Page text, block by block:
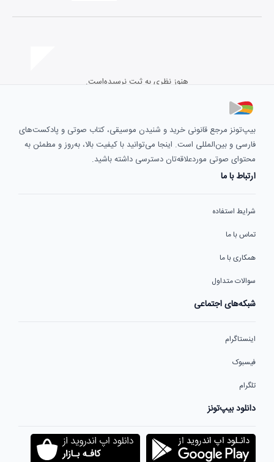
هنوز نظری به ثبت نرسیده‌است.
بیپ‌تونز مرجع قانونی خرید و شنیدن موسیقی، کتاب صوتی و پادکست‌های
فارسی و بین‌المللی است. اینجا می‌توانید با کیفیت بالا، به‌روز و مطمئن به
محتوای صوتی موردعلاقه‌تان دسترسی داشته باشید.
ارتباط با ما
شرایط استفاده
تماس با ما
همکاری با ما
سوالات متداول
شبکه‌های اجتماعی
اینستاگرام
فیسبوک
تلگرام
دانلود بیپ‌تونز